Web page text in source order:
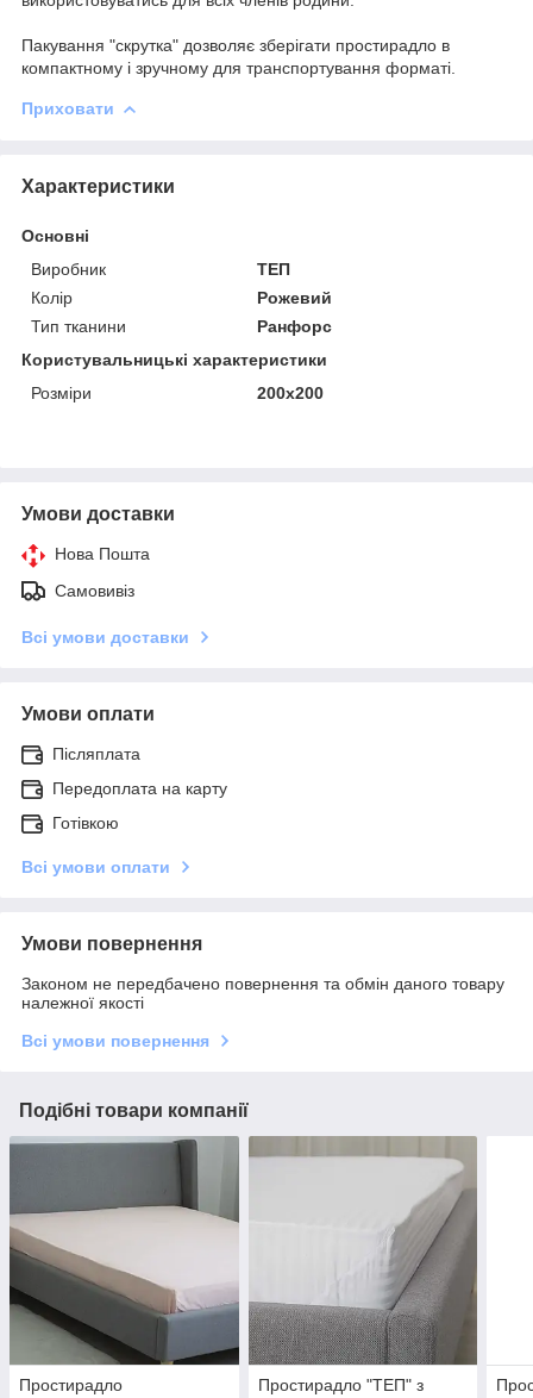
Пакування "скрутка" дозволяє зберігати простирадло в
компактному і зручному для транспортування форматі.
Приховати
Характеристики
Основні
Виробник
ТЕП
Колір
Рожевий
Тип тканини
Ранфорс
Користувальницькі характеристики
Розміри
200x200
Умови доставки
Нова Пошта
Самовивіз
Всі умови доставки
Умови оплати
Післяплата
Передоплата на карту
Готівкою
Всі умови оплати
Умови повернення
Законом не передбачено повернення та обмін даного товару
належної якості
Всі умови повернення
Подібні товари компанії
Простирадло
Простирадло "ТЕП" з